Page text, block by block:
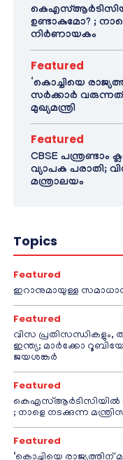
ഉണ്ടാകുമോ? ;
നിർണായകം
Featured
‘കൊച്ചിയെ
സർക്കാർ വരുന്നത്
മുഖ്യമന്ത്രി
Featured
CBSE
വ്യാപക പരാതി;
മന്ത്രാലയം
Topics
Featured
ഇറാനുമായുള്ള
Featured
വിസ പ്രതിസന്ധികളും,
ഇന്ത്യ; മാർക്കോ
ജയശങ്കർ
Featured
കെഎസ്ആർടിസിയിൽ
; നാളെ നടക്കുന്ന
Featured
‘കൊച്ചിയെ